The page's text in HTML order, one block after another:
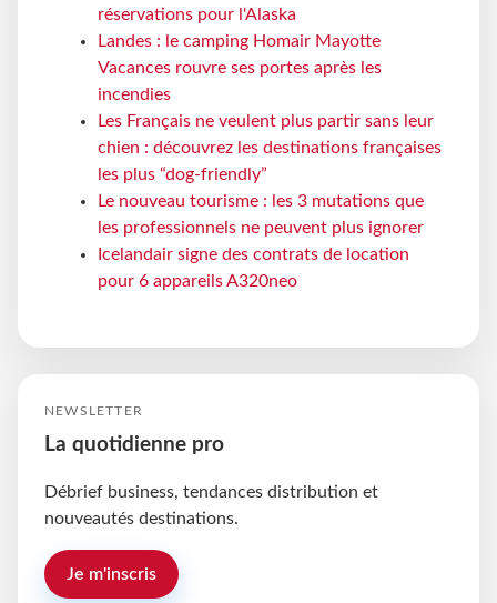
réservations pour l'Alaska
Landes : le camping Homair Mayotte
Vacances rouvre ses portes après les
incendies
Les Français ne veulent plus partir sans leur
chien : découvrez les destinations françaises
les plus “dog-friendly”
Le nouveau tourisme : les 3 mutations que
les professionnels ne peuvent plus ignorer
Icelandair signe des contrats de location
pour 6 appareils A320neo
NEWSLETTER
La quotidienne pro
Débrief business, tendances distribution et
nouveautés destinations.
Je m'inscris